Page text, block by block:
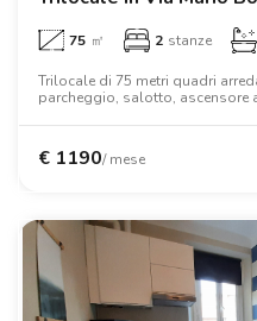
75 ㎡ 2 stanze
Trilocale di 75 metri quadri
parcheggio, salotto, ascensore
letto matrimoniale, forno a
€ 1190/ mese